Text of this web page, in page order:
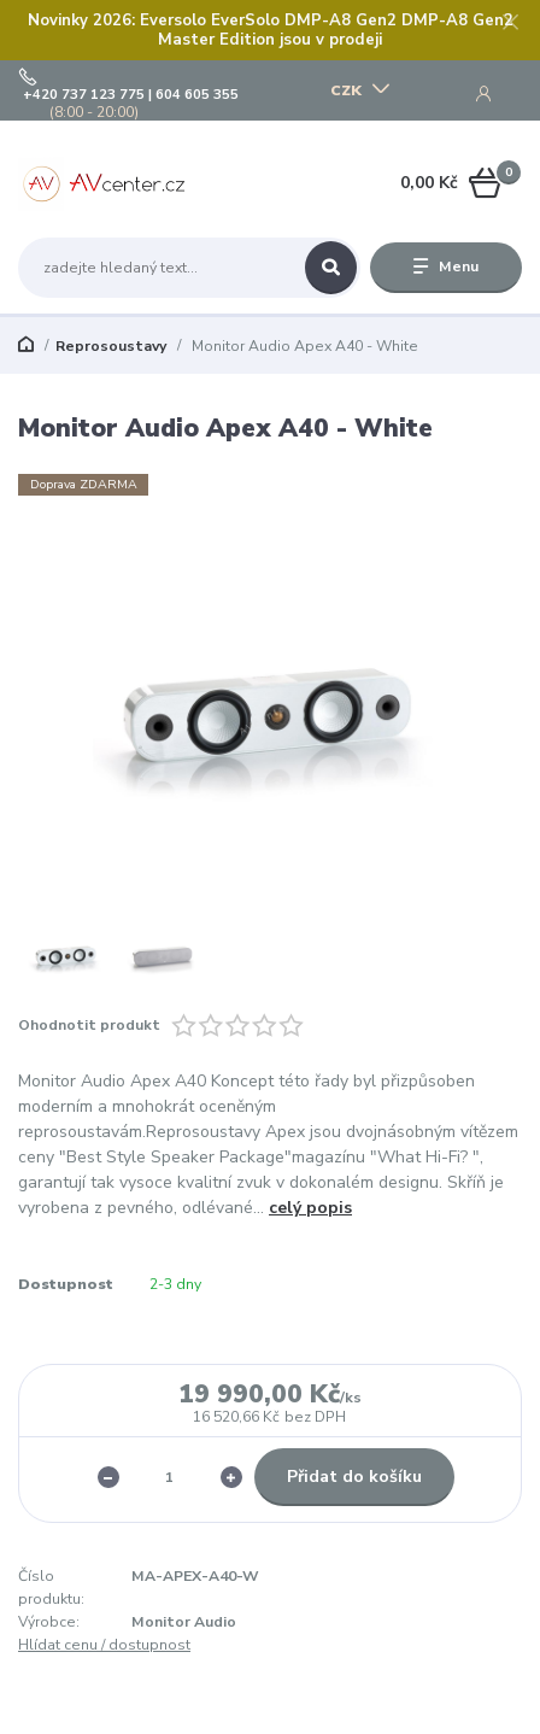
Novinky 2026: Eversolo EverSolo DMP-A8 Gen2 DMP-A8 Gen2
Master Edition jsou v prodeji
Menu
CZK
+420 737 123 775 | 604 605 355
(8:00 - 20:00)
0
0,00 Kč
Reprosoustavy Monitor Audio Apex A40 - White
Monitor Audio Apex A40 - White
Doprava ZDARMA
Ohodnotit produkt
Monitor Audio Apex A40 Koncept této řady byl přizpůsoben
moderním a mnohokrát oceněným
reprosoustavám.Reprosoustavy Apex jsou dvojnásobným vítězem
ceny "Best Style Speaker Package"magazínu "What Hi-Fi? ",
garantují tak vysoce kvalitní zvuk v dokonalém designu. Skříň je
vyrobena z pevného, odlévané... celý popis
Dostupnost 2-3 dny
19 990,00 Kč/ks
16 520,66 Kč bez DPH
Přidat do košíku
Číslo
produktu:
MA-APEX-A40-W
Výrobce:
Monitor Audio
Hlídat cenu / dostupnost